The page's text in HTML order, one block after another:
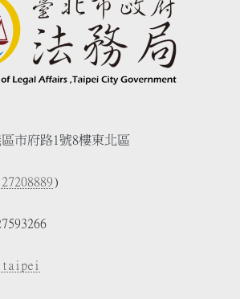
市府路1號8樓東北區
)